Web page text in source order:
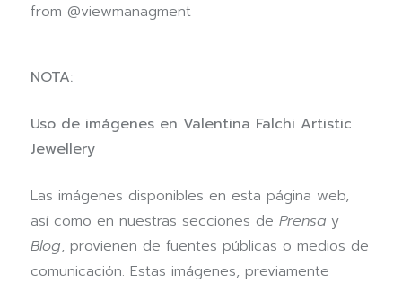
from @viewmanagment
NOTA:
Uso de imágenes en Valentina Falchi Artistic
Jewellery
Las imágenes disponibles en esta página web,
así como en nuestras secciones de Prensa y
Blog, provienen de fuentes públicas o medios de
comunicación. Estas imágenes, previamente